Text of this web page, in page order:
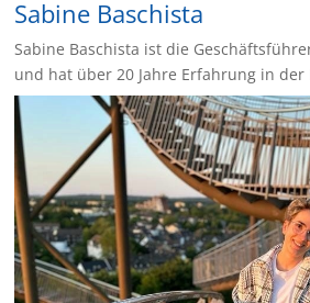
Sabine Baschista
Sabine Baschista ist die
und hat über 20 Jahre Erfahrung in der